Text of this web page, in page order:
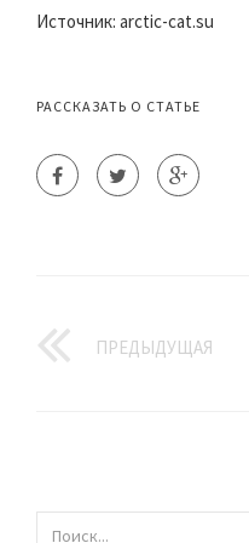
Источник: arctic-cat.su
РАССКАЗАТЬ О СТАТЬЕ
ПРЕДЫДУЩАЯ